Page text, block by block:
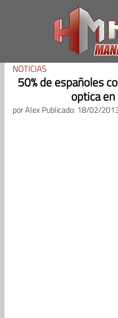
NOTICIAS
50% de españoles
optica
porAlex Publicado: 18/02/